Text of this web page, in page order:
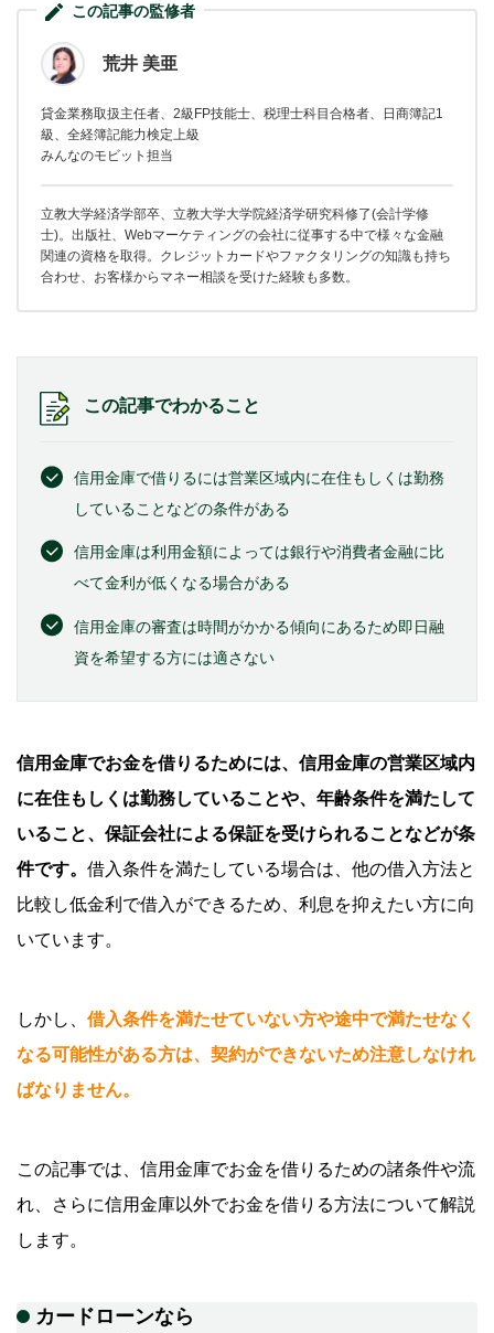
この記事の監修者
荒井 美亜
貸金業務取扱主任者、2級FP技能士、税理士科目合格者、日商簿記1
級、全経簿記能力検定上級
みんなのモビット担当
立教大学経済学部卒、立教大学大学院経済学研究科修了(会計学修
士)。出版社、Webマーケティングの会社に従事する中で様々な金融
関連の資格を取得。クレジットカードやファクタリングの知識も持ち
合わせ、お客様からマネー相談を受けた経験も多数。
この記事でわかること
信用金庫で借りるには営業区域内に在住もしくは勤務
していることなどの条件がある
信用金庫は利用金額によっては銀行や消費者金融に比
べて金利が低くなる場合がある
信用金庫の審査は時間がかかる傾向にあるため即日融
資を希望する方には適さない
信用金庫でお金を借りるためには、信用金庫の営業区域内
に在住もしくは勤務していることや、年齢条件を満たして
いること、保証会社による保証を受けられることなどが条
件です。 借入条件を満たしている場合は、他の借入方法と
比較し低金利で借入ができるため、利息を抑えたい方に向
いています。
しかし、 借入条件を満たせていない方や途中で満たせなく
なる可能性がある方は、契約ができないため注意しなけれ
ばなりません。
この記事では、信用金庫でお金を借りるための諸条件や流
れ、さらに信用金庫以外でお金を借りる方法について解説
します。
カードローンなら